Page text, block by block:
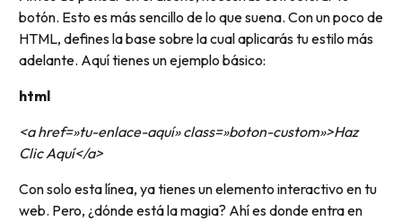
botón. Esto es más sencillo de lo que suena. Con un poco de
HTML, defines la base sobre la cual aplicarás tu estilo más
adelante. Aquí tienes un ejemplo básico:
html
<a href=»tu-enlace-aquí» class=»boton-custom»>Haz
Clic Aquí</a>
Con solo esta línea, ya tienes un elemento interactivo en tu
web. Pero, ¿dónde está la magia? Ahí es donde entra en